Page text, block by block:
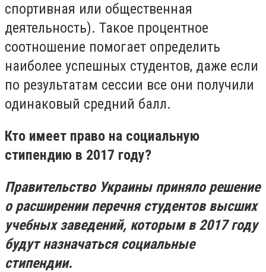
спортивная или общественная
деятельность). Такое процентное
соотношение помогает определить
наиболее успешных студентов, даже если
по результатам сессии все они получили
одинаковый средний балл.
Кто имеет право на социальную
стипендию в 2017 году?
Правительство Украины приняло решение
о расширении перечня студентов высших
учебных заведений, которым в 2017 году
будут назначаться социальные
стипендии.